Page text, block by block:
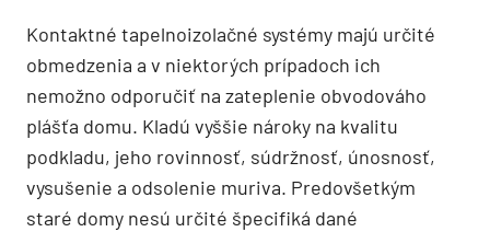
Kontaktné tapelnoizolačné systémy majú určité
obmedzenia a v niektorých prípadoch ich
nemožno odporučiť na zateplenie obvodováho
plášťa domu. Kladú vyššie nároky na kvalitu
podkladu, jeho rovinnosť, súdržnosť, únosnosť,
vysušenie a odsolenie muriva. Predovšetkým
staré domy nesú určité špecifiká dané